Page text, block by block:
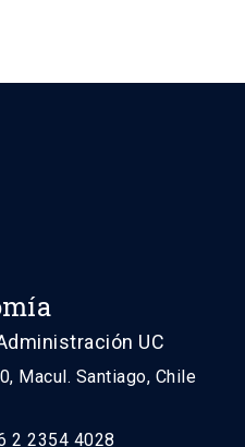
UC
Macul. Santiago, Chile
2 2354 4028